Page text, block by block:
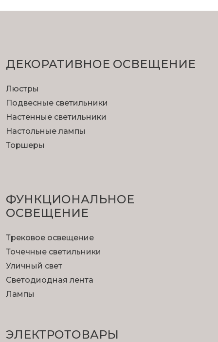
ДЕКОРАТИВНОЕ ОСВЕЩЕНИЕ
Люстры
Подвесные светильники
Настенные светильники
Настольные лампы
Торшеры
ФУНКЦИОНА­ЛЬНОЕ
ОСВЕЩЕНИЕ
Трековое освещение
Точечные светильники
Уличный свет
Светодиодная лента
Лампы
ЭЛЕКТРОТОВАРЫ